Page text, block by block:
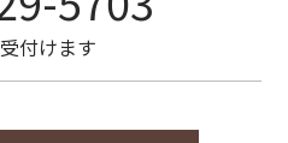
付けます